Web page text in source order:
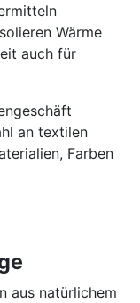
Wärme
auch für
an textilen
Farben
aus natürlichem